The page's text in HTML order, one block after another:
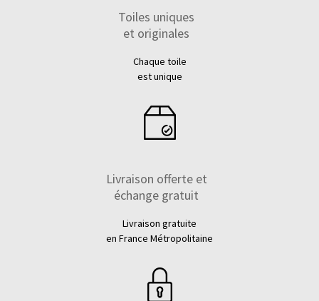
Toiles uniques
et originales
Chaque toile
est unique
Livraison offerte et
échange gratuit
Livraison gratuite
en France Métropolitaine